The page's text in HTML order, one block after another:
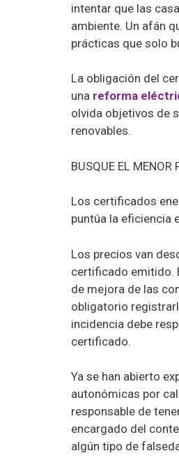
intentar que las
ambiente. Un afán
prácticas que solo
La obligación del
una reforma
olvida objetivos de
renovables.
BUSQUE EL MENOR
Los certificados
puntúa la eficiencia
Los precios van
certificado emitido.
de mejora de las
obligatorio
incidencia debe
certificado.
Ya se han abierto
autonómicas por
responsable de
encargado del
algún tipo de